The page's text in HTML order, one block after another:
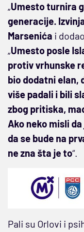
„Umesto turnira
generacije.
Marsenića i
„Umesto posle
protiv vrhunske
bio dodatni elan,
više padali i bili
zbog pritiska,
Ako neko misli
da se bude na
ne zna šta je to“.
Pali su Orlovi i